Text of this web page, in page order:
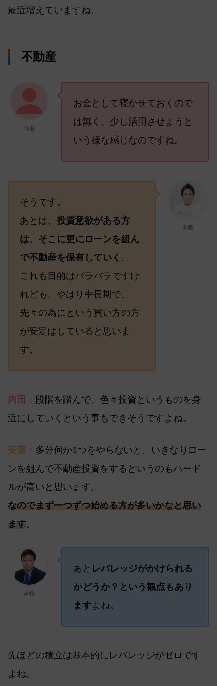
最近増えていますね。
不動産
内田
お金として寝かせておくので
は無く、少し活用させようと
いう様な感じなのですね。
安藤
そうです。
あとは、 投資意欲がある方
は、そこに更にローンを組ん
で不動産を保有していく 。
これも目的はバラバラですけ
れども、やはり中長期で、
先々の為にという買い方の方
が安定はしていると思いま
す。
内田： 段階を踏んで、色々投資というものを身
近にしていくという事もできそうですよね。
安藤： 多分何か1つをやらないと、いきなりロー
ンを組んで不動産投資をするというのもハード
ルが高いと思います。
なのでまず一つずつ始める方が多いかなと思い
ます。
吉崎
あと レバレッジがかけられる
かどうか？という観点もあり
ますよね。
先ほどの積立は基本的にレバレッジがゼロです
よね。